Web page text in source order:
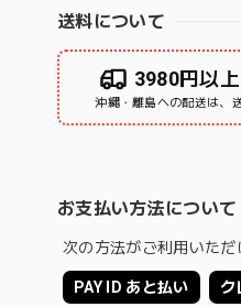
送料について
3980円以
沖縄・離島への配送は、
お支払い方法について
次の方法がご利用いただ
PAY ID あと払い ク